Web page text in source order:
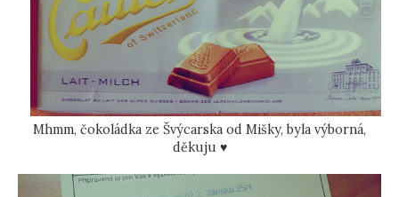
Mhmm, čokoládka ze Švýcarska od Mišky, byla výborná,
děkuju ♥